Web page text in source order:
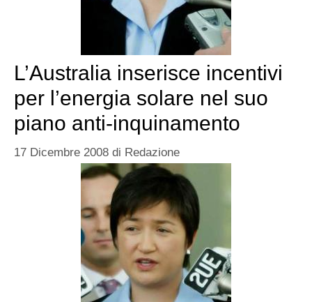
L’Australia inserisce incentivi
per l’energia solare nel suo
piano anti-inquinamento
17 Dicembre 2008 di Redazione